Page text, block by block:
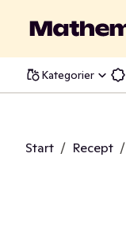
Kategorier
Start / Recept /